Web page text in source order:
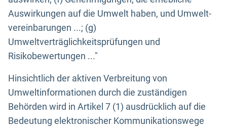
Auswirkungen auf die Umwelt haben, und Umwelt-
vereinbarungen ...; (g)
Umweltverträglichkeitsprüfungen und
Risikobewertungen ..."
Hinsichtlich der aktiven Verbreitung von
Umweltinformationen durch die zuständigen
Behörden wird in Artikel 7 (1) ausdrücklich auf die
Bedeutung elektronischer Kommunikationswege